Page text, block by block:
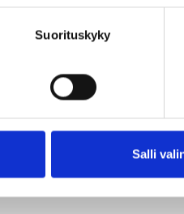
milloin tahansa
Suorituskyky
Salli